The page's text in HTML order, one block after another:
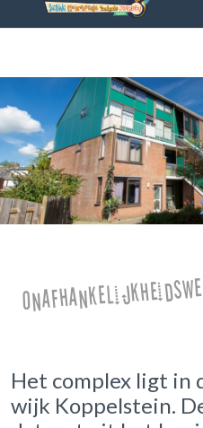
Het complex ligt in
wijk Koppelstein.